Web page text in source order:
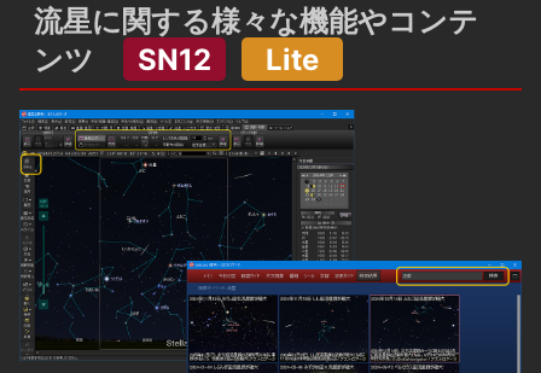
流星に関する様々な機能やコンテ
ンツ
SN12 Lite